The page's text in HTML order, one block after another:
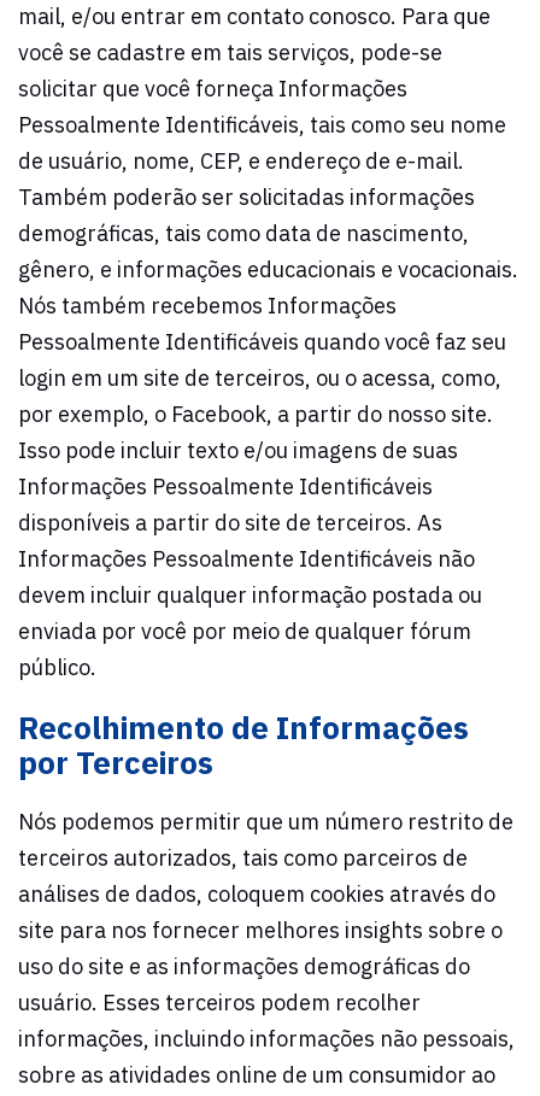
mail, e/ou entrar em contato conosco. Para que
você se cadastre em tais serviços, pode-se
solicitar que você forneça Informações
Pessoalmente Identificáveis, tais como seu nome
de usuário, nome, CEP, e endereço de e-mail.
Também poderão ser solicitadas informações
demográficas, tais como data de nascimento,
gênero, e informações educacionais e vocacionais.
Nós também recebemos Informações
Pessoalmente Identificáveis quando você faz seu
login em um site de terceiros, ou o acessa, como,
por exemplo, o Facebook, a partir do nosso site.
Isso pode incluir texto e/ou imagens de suas
Informações Pessoalmente Identificáveis
disponíveis a partir do site de terceiros. As
Informações Pessoalmente Identificáveis não
devem incluir qualquer informação postada ou
enviada por você por meio de qualquer fórum
público.
Recolhimento de Informações
por Terceiros
Nós podemos permitir que um número restrito de
terceiros autorizados, tais como parceiros de
análises de dados, coloquem cookies através do
site para nos fornecer melhores insights sobre o
uso do site e as informações demográficas do
usuário. Esses terceiros podem recolher
informações, incluindo informações não pessoais,
sobre as atividades online de um consumidor ao